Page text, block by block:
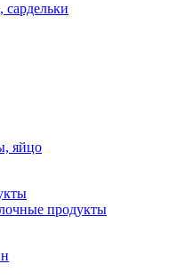
сардельки
яйцо
продукты